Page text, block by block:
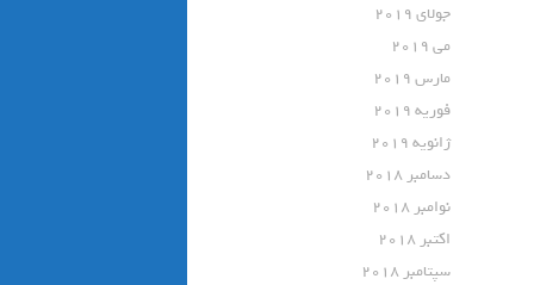
جولای 2019
می 2019
مارس 2019
فوریه 2019
ژانویه 2019
دسامبر 2018
نوامبر 2018
اکتبر 2018
سپتامبر 2018